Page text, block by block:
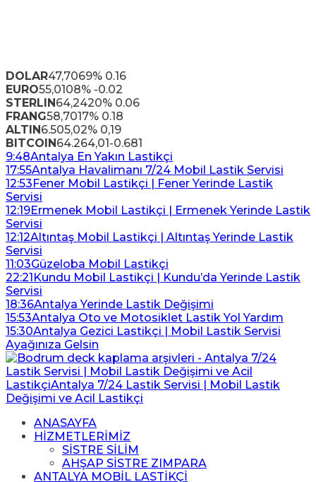
DOLAR47,7069% 0.16
EURO55,0108% -0.02
STERLIN64,2420% 0.06
FRANG58,7017% 0.18
ALTIN6.505,02% 0,19
BITCOIN64.264,01-0.681
9:48Antalya En Yakın Lastikçi
17:55Antalya Havalimanı 7/24 Mobil Lastik Servisi
12:53Fener Mobil Lastikçi | Fener Yerinde Lastik
Servisi
12:19Ermenek Mobil Lastikçi | Ermenek Yerinde Lastik
Servisi
12:12Altıntaş Mobil Lastikçi | Altıntaş Yerinde Lastik
Servisi
11:03Güzeloba Mobil Lastikçi
22:21Kundu Mobil Lastikçi | Kundu’da Yerinde Lastik
Servisi
18:36Antalya Yerinde Lastik Değişimi
15:53Antalya Oto ve Motosiklet Lastik Yol Yardım
15:30Antalya Gezici Lastikçi | Mobil Lastik Servisi
Ayağınıza Gelsin
ANASAYFA
HİZMETLERİMİZ
SİSTRE SİLİM
AHŞAP SİSTRE ZIMPARA
ANTALYA MOBİL LASTİKÇİ